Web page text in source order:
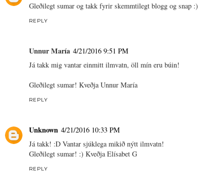
Gleðilegt sumar og takk fyrir skemmtilegt blogg og snap :)
REPLY
Unnur María 4/21/2016 9:51 PM
Já takk mig vantar einmitt ilmvatn, öll mín eru búin!
Gleðilegt sumar! Kveðja Unnur María
REPLY
Unknown 4/21/2016 10:33 PM
Já takk! :D Vantar sjúklega mikið nýtt ilmvatn!
Gleðilegt sumar! :) Kveðja Elísabet G
REPLY